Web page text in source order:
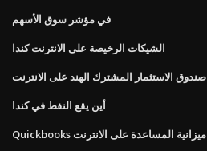
في مؤشر سوق الأسهم
الشيكات الرخيصة على الانترنت كندا
صندوق الاستثمار المشترك الهند على الانترنت
أين يقع النفط في كندا
Quickbooks ميزانية المساعدة على الانترنت